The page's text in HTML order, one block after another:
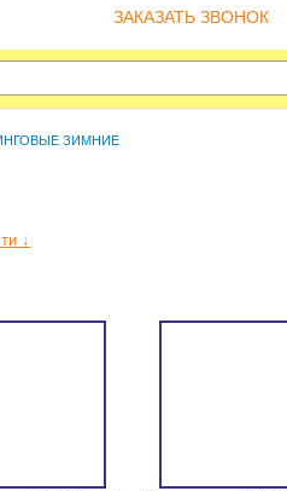
ЗАКАЗАТЬ ЗВОНОК
ЗИМНИЕ
↓